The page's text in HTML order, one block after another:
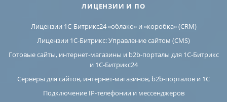
ЛИЦЕНЗИИ И ПО
Лицензии 1С-Битрикс24 «облако» и «коробка» (CRM)
Лицензии 1С-Битрикс: Управление сайтом (CMS)
Готовые сайты, интернет-магазины и b2b-порталы для 1С-Битрикс
и 1С-Битрикс24
Серверы для сайтов, интернет-магазинов, b2b-порталов и 1С
Подключение IP-телефонии и мессенджеров